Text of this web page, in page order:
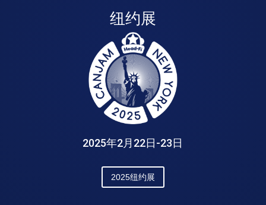
纽约展
2025年2月22日-23日
2025纽约展